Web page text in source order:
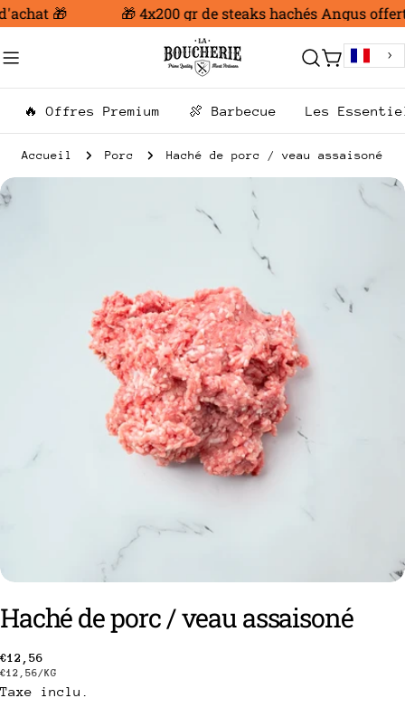
Aller
contenu
🎁 🎁 4x200 gr de steaks hachés Angus offert
Chariot
🔥 Offres Premium 🍖 Barbecue Les
Accueil Porc Haché de porc / veau assaisoné
Passer
aux
le média 0 en mode modal
Haché de porc / veau assaisoné
Prix
habituel
€12,56
PRIX
UNITAIRE
€12,56/PAR
KG
Taxe inclu.